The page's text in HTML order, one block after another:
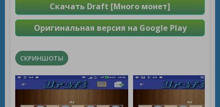
Скачать Draft [Много монет]
Оригинальная версия на Google Play
СКРИНШОТЫ